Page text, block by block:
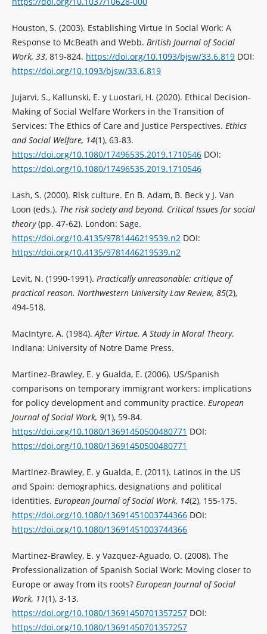
Houston, S. (2003). Establishing Virtue in Social Work: A
Response to McBeath and Webb. British Journal of Social
Work, 33, 819-824. https://doi.org/10.1093/bjsw/33.6.819DOI:
https://doi.org/10.1093/bjsw/33.6.819
Jujarvi, S., Kallunski, E. y Luostari, H. (2020). Ethical Decision-
Making of Social Welfare Workers in the Transition of
Services: The Ethics of Care and Justice Perspectives. Ethics
and Social Welfare, 14(1), 63-83.
https://doi.org/10.1080/17496535.2019.1710546DOI:
https://doi.org/10.1080/17496535.2019.1710546
Lash, S. (2000). Risk culture. En B. Adam, B. Beck y J. Van
Loon (eds.). The risk society and beyond. Critical Issues for social
theory(pp. 47-62). London: Sage.
https://doi.org/10.4135/9781446219539.n2DOI:
https://doi.org/10.4135/9781446219539.n2
Levit, N. (1990-1991). Practically unreasonable: critique of
practical reason. Northwestern University Law Review, 85(2),
494-518.
MacIntyre, A. (1984).After Virtue. A Study in Moral Theory.
Indiana: University of Notre Dame Press.
Martinez-Brawley, E. y Gualda, E. (2006). US/Spanish
comparisons on temporary immigrant workers: implications
for policy development and community practice. European
Journal of Social Work, 9(1), 59-84.
https://doi.org/10.1080/13691450500480771 DOI:
https://doi.org/10.1080/13691450500480771
Martinez-Brawley, E. y Gualda, E. (2011). Latinos in the US
and Spain: demographics, designations and political
identities. European Journal of Social Work, 14(2), 155-175.
https://doi.org/10.1080/13691451003744366DOI:
https://doi.org/10.1080/13691451003744366
Martinez-Brawley, E. y Vazquez-Aguado, O. (2008). The
Professionalization of Spanish Social Work: Moving closer to
Europe or away from its roots? European Journal of Social
Work, 11(1), 3-13.
https://doi.org/10.1080/13691450701357257DOI:
https://doi.org/10.1080/13691450701357257